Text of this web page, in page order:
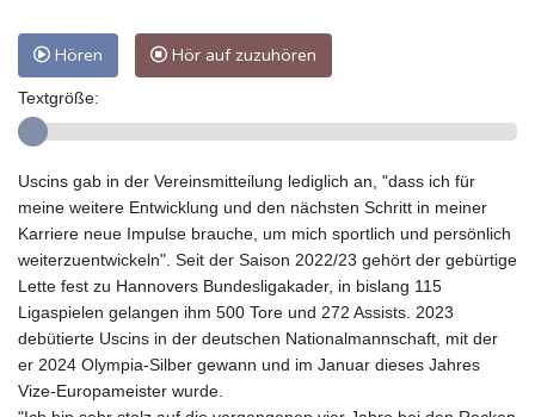
Hören Hör auf zuzuhören
Textgröße:
Uscins gab in der Vereinsmitteilung lediglich an, "dass ich für
meine weitere Entwicklung und den nächsten Schritt in meiner
Karriere neue Impulse brauche, um mich sportlich und persönlich
weiterzuentwickeln". Seit der Saison 2022/23 gehört der gebürtige
Lette fest zu Hannovers Bundesligakader, in bislang 115
Ligaspielen gelangen ihm 500 Tore und 272 Assists. 2023
debütierte Uscins in der deutschen Nationalmannschaft, mit der
er 2024 Olympia-Silber gewann und im Januar dieses Jahres
Vize-Europameister wurde.